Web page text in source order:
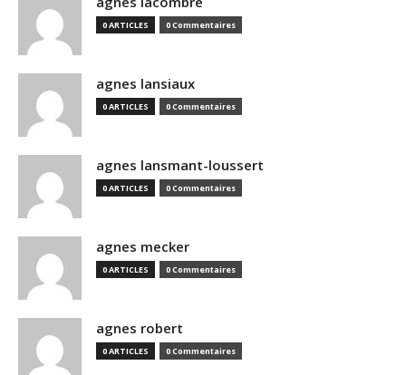
0 ARTICLES 0 Commentaires
agnes lansiaux
0 ARTICLES 0 Commentaires
agnes lansmant-loussert
0 ARTICLES 0 Commentaires
agnes mecker
0 ARTICLES 0 Commentaires
agnes robert
0 ARTICLES 0 Commentaires